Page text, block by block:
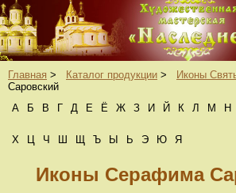
Главная > Каталог продукции > Иконы
Саровский
А
Б В Г Д Е Ё Ж З И Й К Л М Н
Х Ц Ч Ш Щ Ъ Ы Ь Э Ю Я
Иконы Серафима